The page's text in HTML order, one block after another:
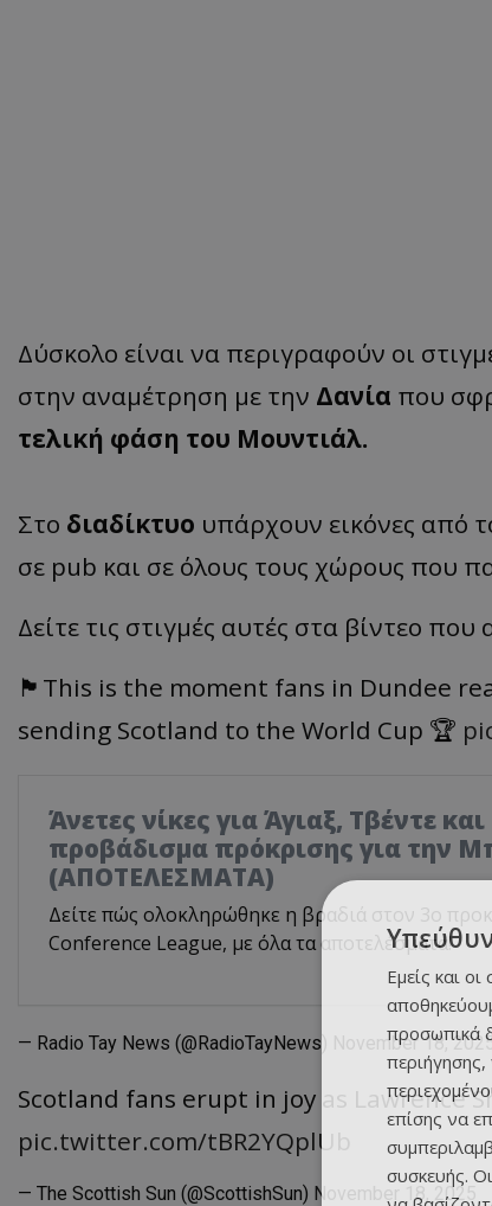
Δύσκολο είναι να περιγραφούν οι
στην αναμέτρηση με την Δανία που
τελική φάση του Μουντιάλ.
Στο διαδίκτυο υπάρχουν εικόνες από
σε pub και σε όλους τους χώρους που
Δείτε τις στιγμές αυτές στα βίντεο
🏴󠁧󠁢󠁳󠁣󠁴󠁿This is the moment fans in Dundee
sending Scotland to the World Cup 🏆
Άνετες νίκες για Άγιαξ, Τβέντε
προβάδισμα πρόκρισης για την
(ΑΠΟΤΕΛΕΣΜΑΤΑ)
Δείτε πώς ολοκληρώθηκε η βραδιά στον 3ο
Conference League, με όλα τα αποτελέσματα!
— Radio Tay News (@RadioTayNews) November 18,
Scotland fans erupt in joy as Lawrence
pic.twitter.com/tBR2YQplUb
— The Scottish Sun (@ScottishSun) November 18, 2025
Εμείς και
προσωπικά
περιήγησης,
επίσης να
συσκευής.